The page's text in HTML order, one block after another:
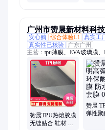
广州市赞晨新材料科
安心购
综合体验L1 真实工
真实性已核验
广东广州
主营： tpu薄膜、EVA玻璃膜
膜、太阳能光伏膜、tpu膜、
伏膜、tpu防水透气膜、防水
赞晨TPU热熔胶膜
无缝贴合 鞋材 皮
赞晨
弹性聚